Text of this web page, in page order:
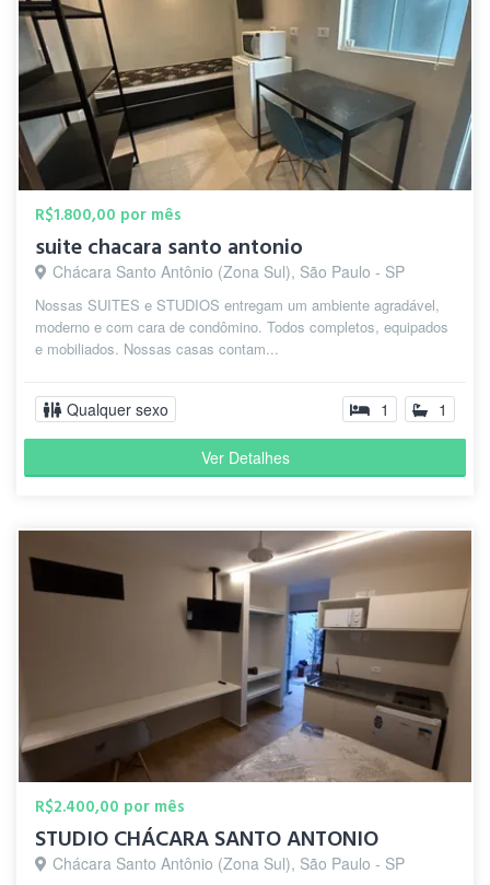
R$1.800,00 por mês
suite chacara santo antonio
Chácara Santo Antônio (Zona Sul), São Paulo - SP
Nossas SUITES e STUDIOS entregam um ambiente agradável,
moderno e com cara de condômino. Todos completos, equipados
e mobiliados. Nossas casas contam...
Qualquer sexo 1 1
Ver Detalhes
R$2.400,00 por mês
STUDIO CHÁCARA SANTO ANTONIO
Chácara Santo Antônio (Zona Sul), São Paulo - SP